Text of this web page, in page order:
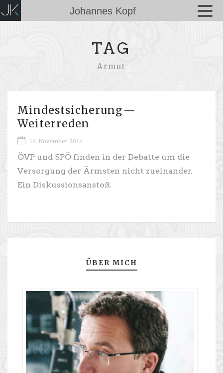
TAG
Armut
Mindestsicherung —
Weiterreden
16. November 2016
ÖVP und SPÖ finden in der Debatte um die
Versorgung der Ärmsten nicht zueinander.
Ein Diskussionsanstoß.
ÜBER MICH
Johannes Kopf